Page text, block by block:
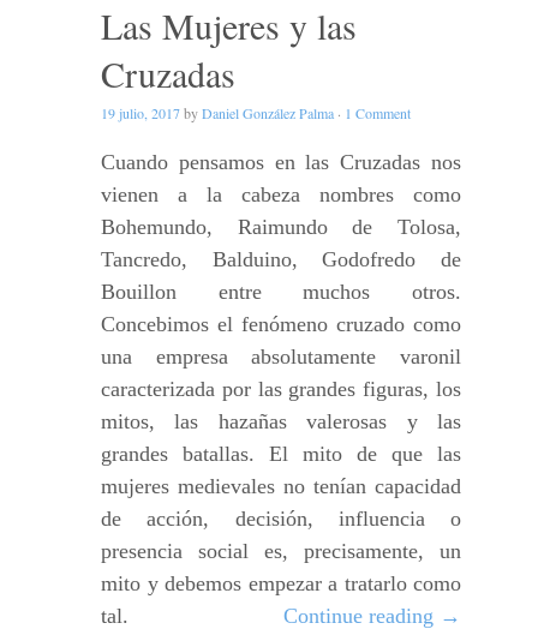
Las Mujeres y las
Cruzadas
19 julio, 2017byDaniel González Palma · 1 Comment
Cuando pensamos en las Cruzadas nos
vienen a la cabeza nombres como
Bohemundo, Raimundo de Tolosa,
Tancredo, Balduino, Godofredo de
Bouillon entre muchos otros.
Concebimos el fenómeno cruzado como
una empresa absolutamente varonil
caracterizada por las grandes figuras, los
mitos, las hazañas valerosas y las
grandes batallas. El mito de que las
mujeres medievales no tenían capacidad
de acción, decisión, influencia o
presencia social es, precisamente, un
mito y debemos empezar a tratarlo como
tal.
Continue reading →